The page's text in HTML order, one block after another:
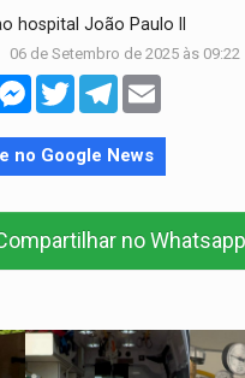
hospital João Paulo II
06 de Setembro de 2025 às 09:22
Messenger
TwitterTelegram
no Google News
no Whatsapp